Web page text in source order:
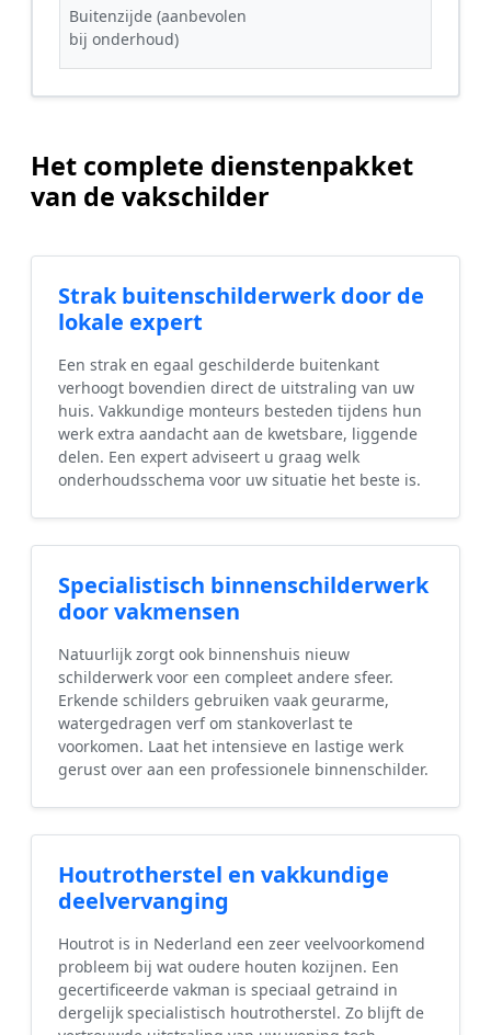
Buitenzijde (aanbevolen
bij onderhoud)
Het complete dienstenpakket
van de vakschilder
Strak buitenschilderwerk door de
lokale expert
Een strak en egaal geschilderde buitenkant
verhoogt bovendien direct de uitstraling van uw
huis. Vakkundige monteurs besteden tijdens hun
werk extra aandacht aan de kwetsbare, liggende
delen. Een expert adviseert u graag welk
onderhoudsschema voor uw situatie het beste is.
Specialistisch binnenschilderwerk
door vakmensen
Natuurlijk zorgt ook binnenshuis nieuw
schilderwerk voor een compleet andere sfeer.
Erkende schilders gebruiken vaak geurarme,
watergedragen verf om stankoverlast te
voorkomen. Laat het intensieve en lastige werk
gerust over aan een professionele binnenschilder.
Houtrotherstel en vakkundige
deelvervanging
Houtrot is in Nederland een zeer veelvoorkomend
probleem bij wat oudere houten kozijnen. Een
gecertificeerde vakman is speciaal getraind in
dergelijk specialistisch houtrotherstel. Zo blijft de